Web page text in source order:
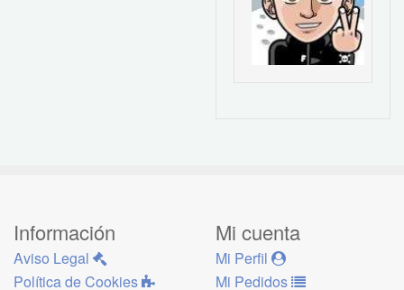
Información
Aviso Legal
Política de Cookies
Mi cuenta
Mi Perfil
Mi Pedidos